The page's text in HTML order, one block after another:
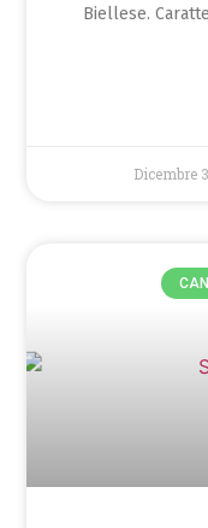
Biellese.
Dicembre